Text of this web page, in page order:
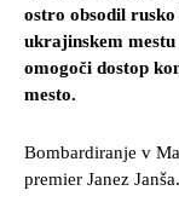
ostro obsodil
ukrajinskem
omogoči dostop
mesto.
Bombardiranje v
premier Janez Janša.